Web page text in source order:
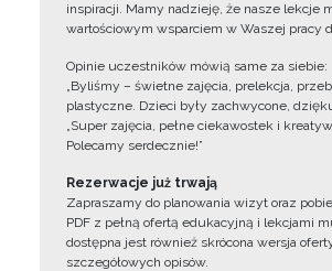
inspiracji. Mamy nadzieję, że nasze lekcje
wartościowym wsparciem w Waszej pracy
Opinie uczestników mówią same za siebie:
„Byliśmy – świetne zajęcia, prelekcja,
plastyczne. Dzieci były zachwycone,
„Super zajęcia, pełne ciekawostek i
Polecamy serdecznie!”
Rezerwacje już trwają
Zapraszamy do planowania wizyt oraz
PDF z pełną ofertą edukacyjną i lekcjami
dostępna jest również skrócona wersja
szczegółowych opisów.